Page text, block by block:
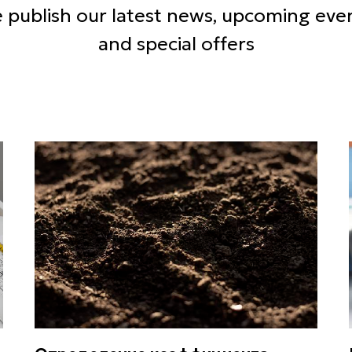
publish our latest news, upcoming
and special offers